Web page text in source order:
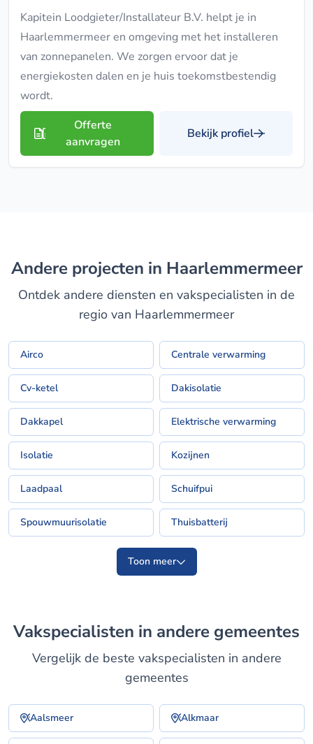
Kapitein Loodgieter/Installateur B.V. helpt je in
Haarlemmermeer en omgeving met het installeren
van zonnepanelen. We zorgen ervoor dat je
energiekosten dalen en je huis toekomstbestendig
wordt.
Offerte
aanvragen
Bekijk profiel
Andere projecten in Haarlemmermeer
Ontdek andere diensten en vakspecialisten in de
regio van Haarlemmermeer
Airco Centrale verwarming
Cv-ketel Dakisolatie
Dakkapel Elektrische verwarming
Isolatie Kozijnen
Laadpaal Schuifpui
Spouwmuurisolatie Thuisbatterij
Toon meer
Vakspecialisten in andere gemeentes
Vergelijk de beste vakspecialisten in andere
gemeentes
Aalsmeer Alkmaar